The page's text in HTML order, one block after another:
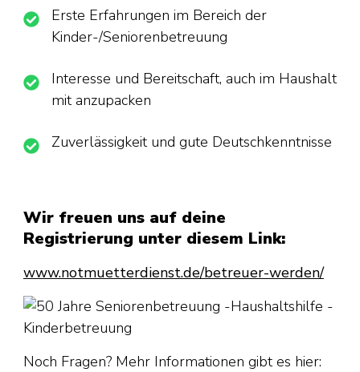
Erste Erfahrungen im Bereich der
Kinder-/Seniorenbetreuung
Interesse und Bereitschaft, auch im Haushalt
mit anzupacken
Zuverlässigkeit und gute Deutschkenntnisse
Wir freuen uns auf deine
Registrierung unter diesem Link:
www.notmuetterdienst.de/betreuer-werden/
Noch Fragen? Mehr Informationen gibt es hier: